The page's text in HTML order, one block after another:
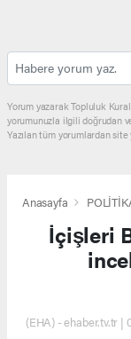
Yorum yazarak Topluluk
yorumunuzla ilgili doğrudan
Yazılan tüm yorumlardan
Anasayfa
İçişleri
(EHA) - ehaber.tv.tr |